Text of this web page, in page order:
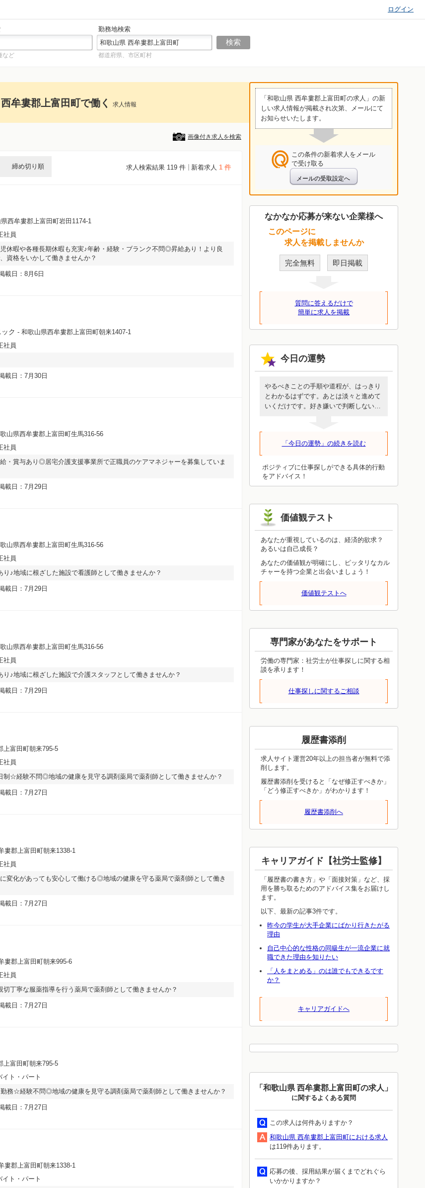
ログイン
勤務地検索
など 都道府県、市区町村
牟婁郡上富田町で働く 求人情報
画像付き求人を検索
求人検索結果 119 件 新着求人 1 件
締め切り順
西牟婁郡上富田町岩田1174-1
社員
児休暇や各種長期休暇も充実♪年齢・経験・ブランク不問◎昇給あり！より良
資格をいかして働きませんか？
載日：8月6日
ク - 和歌山県西牟婁郡上富田町朝来1407-1
社員
載日：7月30日
山県西牟婁郡上富田町生馬316-56
社員
・賞与あり◎居宅介護支援事業所で正職員のケアマネジャーを募集していま
載日：7月29日
山県西牟婁郡上富田町生馬316-56
社員
♪地域に根ざした施設で看護師として働きませんか？
載日：7月29日
山県西牟婁郡上富田町生馬316-56
社員
♪地域に根ざした施設で介護スタッフとして働きませんか？
載日：7月29日
上富田町朝来795-5
社員
制☆経験不問◎地域の健康を見守る調剤薬局で薬剤師として働きませんか？
載日：7月27日
婁郡上富田町朝来1338-1
社員
に変化があっても安心して働ける◎地域の健康を守る薬局で薬剤師として働き
載日：7月27日
婁郡上富田町朝来995-6
社員
丁寧な服薬指導を行う薬局で薬剤師として働きませんか？
載日：7月27日
上富田町朝来795-5
イト・パート
務☆経験不問◎地域の健康を見守る調剤薬局で薬剤師として働きませんか？
載日：7月27日
婁郡上富田町朝来1338-1
イト・パート
「和歌山県 西牟婁郡上富田町の求人」の新
しい求人情報が掲載され次第、メールにて
お知らせいたします。
この条件の新着求人をメール
で受け取る
なかなか応募が来ない企業様へ
このページに
求人を掲載しませんか
完全無料 即日掲載
質問に答えるだけで
簡単に求人を掲載
今日の運勢
やるべきことの手順や道程が、はっきり
とわかるはずです。あとは淡々と進めて
いくだけです。好き嫌いで判断しないで
ことが必ず役立ちます。眺めるだけでは
ければ得られないものです。今日は体験
することを重視してみてください。上手
くいったかどうかは、いずれ見えてきま
功しても失敗しても、周りへの感謝を忘
れないようにしてください。
「今日の運勢」の続きを読む
ポジティブに仕事探しができる具体的行動
をアドバイス！
価値観テスト
あなたが重視しているのは、経済的欲求？
あるいは自己成長？
あなたの価値観が明確にし、ピッタリなカル
チャーを持つ企業と出会いましょう！
価値観テストへ
専門家があなたをサポート
労働の専門家：社労士が仕事探しに関する相
談を承ります！
仕事探しに関するご相談
履歴書添削
求人サイト運営20年以上の担当者が無料で添
削します。
履歴書添削を受けると「なぜ修正すべきか」
「どう修正すべきか」がわかります！
履歴書添削へ
キャリアガイド【社労士監修】
「履歴書の書き方」や「面接対策」など、採
用を勝ち取るためのアドバイス集をお届けし
ます。
以下、最新の記事3件です。
昨今の学生が大手企業にばかり行きたがる
理由
自己中心的な性格の同級生が一流企業に就
職できた理由を知りたい
「人をまとめる」のは誰でもできるです
か？
キャリアガイドへ
「和歌山県 西牟婁郡上富田町の求人」
に関するよくある質問
この求人は何件ありますか？
和歌山県 西牟婁郡上富田町における求人
は119件あります。
応募の後、採用結果が届くまでどれぐら
いかかりますか？